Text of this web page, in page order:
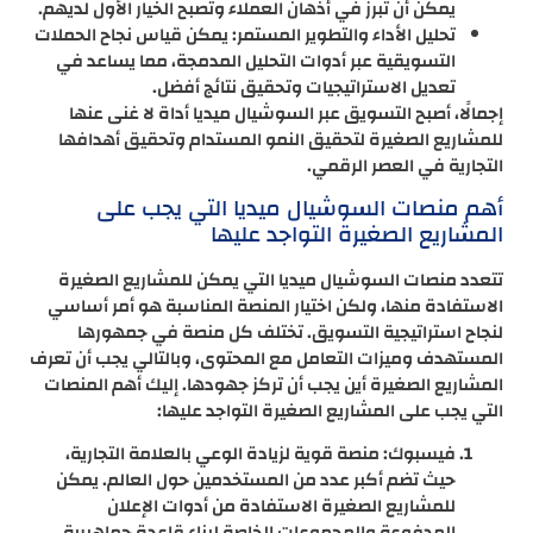
يمكن أن تبرز في أذهان العملاء وتصبح الخيار الأول لديهم.
تحليل الأداء والتطوير المستمر: يمكن قياس نجاح الحملات
التسويقية عبر أدوات التحليل المدمجة، مما يساعد في
تعديل الاستراتيجيات وتحقيق نتائج أفضل.
إجمالًا، أصبح التسويق عبر السوشيال ميديا أداة لا غنى عنها
للمشاريع الصغيرة لتحقيق النمو المستدام وتحقيق أهدافها
التجارية في العصر الرقمي.
أهم منصات السوشيال ميديا التي يجب على
المشاريع الصغيرة التواجد عليها
تتعدد منصات السوشيال ميديا التي يمكن للمشاريع الصغيرة
الاستفادة منها، ولكن اختيار المنصة المناسبة هو أمر أساسي
لنجاح استراتيجية التسويق. تختلف كل منصة في جمهورها
المستهدف وميزات التعامل مع المحتوى، وبالتالي يجب أن تعرف
المشاريع الصغيرة أين يجب أن تركز جهودها. إليك أهم المنصات
التي يجب على المشاريع الصغيرة التواجد عليها:
فيسبوك: منصة قوية لزيادة الوعي بالعلامة التجارية،
حيث تضم أكبر عدد من المستخدمين حول العالم. يمكن
للمشاريع الصغيرة الاستفادة من أدوات الإعلان